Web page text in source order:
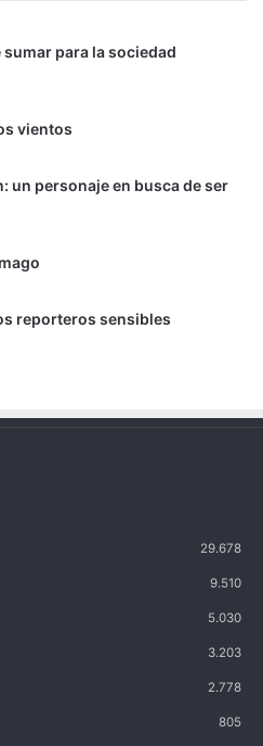
para la sociedad
vientos
un personaje en busca de ser
reporteros sensibles
29.678
9.510
5.030
3.203
2.778
805